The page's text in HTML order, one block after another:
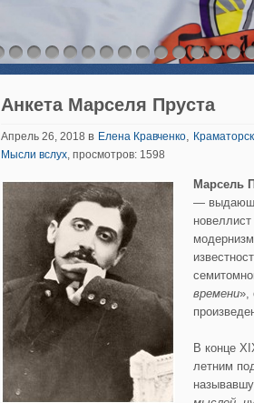
Анкета Марселя Пруста
Апрель 26, 2018 в Елена Кравченко,
Мысли вслух, просмотров: 1598
Марсель
—
времени»,
В конце
летним